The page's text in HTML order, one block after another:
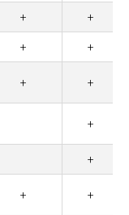
+
+
+
+
+ +
+
+
+ +